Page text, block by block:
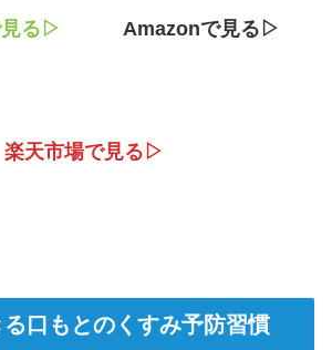
る▷ Amazonで見る▷
楽天市場で見る▷
口もとのくすみ予防習慣